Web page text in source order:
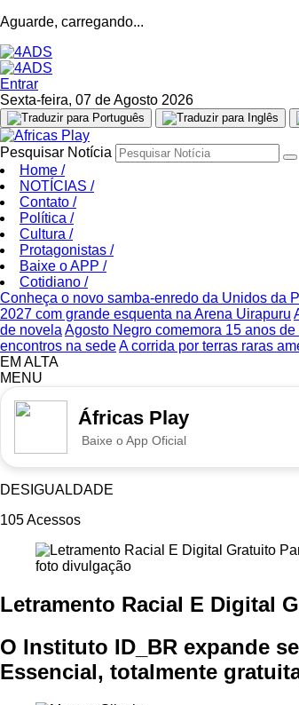
Aguarde, carregando...
Entrar
Sexta-feira, 07 de Agosto 2026
Pesquisar Notícia
Home /
NOTÍCIAS /
Contato /
Política /
Cultura /
Protagonistas /
Baixe o APP /
Cotidiano /
Conheça o novo samba-enredo da Unidos da
2027 com grande esquenta na Arena Uirapuru
de novela Agosto Negro comemora 15 anos
encontros na sedeA corrida por terras raras
EM ALTA
MENU
Áfricas Play
Baixe o App Oficial
DESIGUALDADE
105Acessos
foto divulgação
Letramento Racial E Digital
O Instituto ID_BR expande
Essencial, totalmente